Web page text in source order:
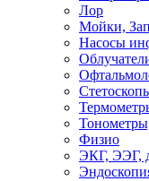
Лор
Мойки,
Насосы
Физио
ЭКГ, ЭЭГ,